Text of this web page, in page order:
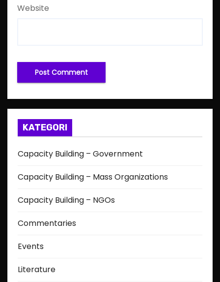
Website
KATEGORI
Capacity Building – Government
Capacity Building – Mass Organizations
Capacity Building – NGOs
Commentaries
Events
Literature